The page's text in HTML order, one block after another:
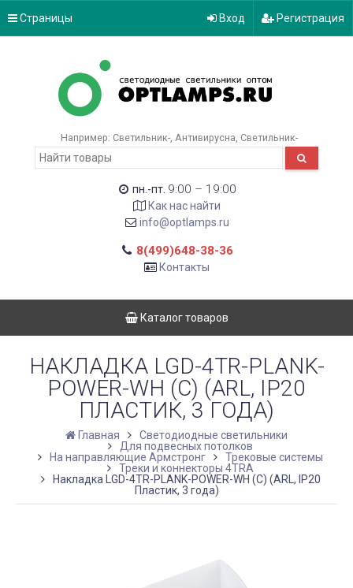
Страницы Вход Регистрация
Например: Светильник- Антивирусна Светильник-
пн.-пт. 9:00 – 19:00
Как нас найти
info@optlamps.ru
8(499)648-38-36
Контакты
Каталог товаров
НАКЛАДКА LGD-4TR-PLANK-
POWER-WH (C) (ARL, IP20
ПЛАСТИК, 3 ГОДА)
Главная
Светодиодные светильники
Для подвесных потолков
На направляющие Армстронг
Трековые системы
Треки и коннекторы 4TRA
Накладка LGD-4TR-PLANK-POWER-WH (C) (ARL, IP20
Пластик, 3 года)